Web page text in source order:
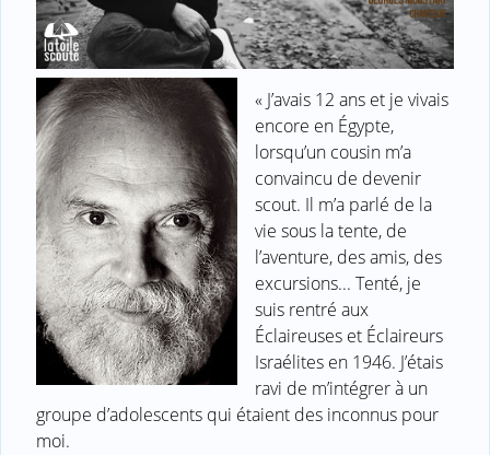
« J’avais 12 ans et je vivais
encore en Égypte,
lorsqu’un cousin m’a
convaincu de devenir
scout. Il m’a parlé de la
vie sous la tente, de
l’aventure, des amis, des
excursions... Tenté, je
suis rentré aux
Éclaireuses et Éclaireurs
Israélites en 1946. J’étais
ravi de m’intégrer à un
groupe d’adolescents qui étaient des inconnus pour
moi.